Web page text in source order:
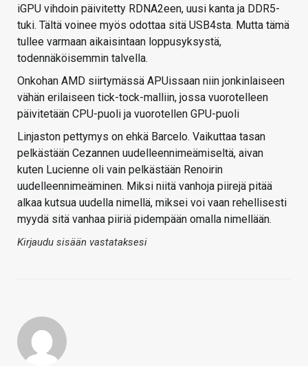
iGPU vihdoin päivitetty RDNA2een, uusi kanta ja DDR5-
tuki. Tältä voinee myös odottaa sitä USB4sta. Mutta tämä
tullee varmaan aikaisintaan loppusyksystä,
todennäköisemmin talvella.
Onkohan AMD siirtymässä APUissaan niin jonkinlaiseen
vähän erilaiseen tick-tock-malliin, jossa vuorotelleen
päivitetään CPU-puoli ja vuorotellen GPU-puoli
Linjaston pettymys on ehkä Barcelo. Vaikuttaa tasan
pelkästään Cezannen uudelleennimeämiseltä, aivan
kuten Lucienne oli vain pelkästään Renoirin
uudelleennimeäminen. Miksi niitä vanhoja piirejä pitää
alkaa kutsua uudella nimellä, miksei voi vaan rehellisesti
myydä sitä vanhaa piiriä pidempään omalla nimellään.
Kirjaudu sisään vastataksesi